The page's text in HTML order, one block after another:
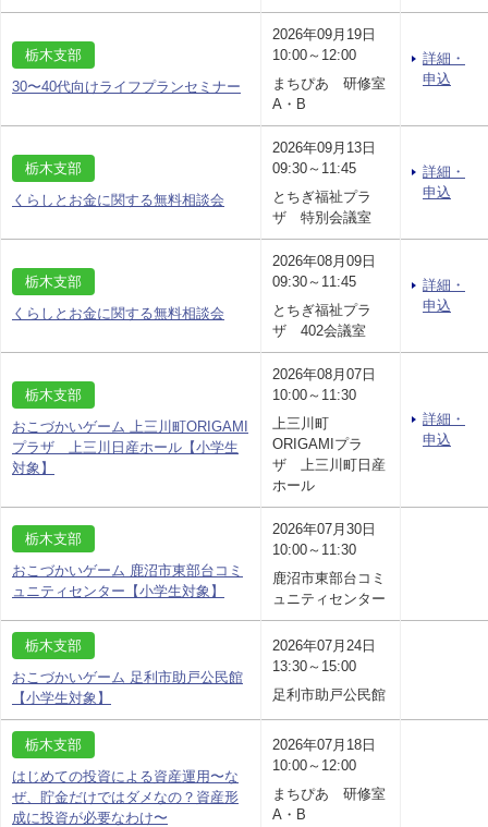
栃木支部
30〜40代向けライフプランセミナー
2026年09月19日
10:00～12:00
まちぴあ 研修室
A・B
詳細・
申込
栃木支部
くらしとお金に関する無料相談会
2026年09月13日
09:30～11:45
とちぎ福祉プラ
ザ 特別会議室
詳細・
申込
栃木支部
くらしとお金に関する無料相談会
2026年08月09日
09:30～11:45
とちぎ福祉プラ
ザ 402会議室
詳細・
申込
栃木支部
おこづかいゲーム 上三川町ORIGAMI
プラザ 上三川日産ホール【小学生
対象】
2026年08月07日
10:00～11:30
上三川町
ORIGAMIプラ
ザ 上三川町日産
ホール
詳細・
申込
栃木支部
おこづかいゲーム 鹿沼市東部台コミ
ュニティセンター【小学生対象】
2026年07月30日
10:00～11:30
鹿沼市東部台コミ
ュニティセンター
栃木支部
おこづかいゲーム 足利市助戸公民館
【小学生対象】
2026年07月24日
13:30～15:00
足利市助戸公民館
栃木支部
はじめての投資による資産運用〜な
ぜ、貯金だけではダメなの？資産形
成に投資が必要なわけ〜
2026年07月18日
10:00～12:00
まちぴあ 研修室
A・B